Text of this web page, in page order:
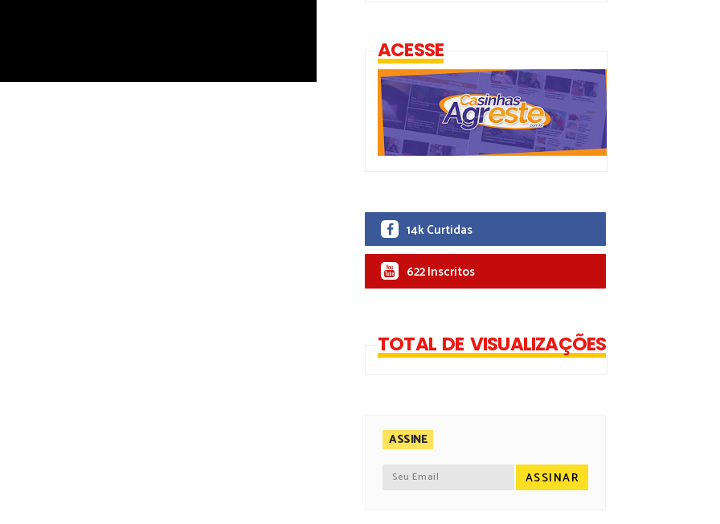
ACESSE
14k Curtidas
622 Inscritos
TOTAL DE VISUALIZAÇÕES
ASSINE